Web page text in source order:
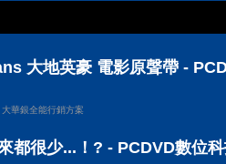
大地英豪 電影原聲帶 -
大華銀全能行銷方案
都很少...！? - PCDVD數位